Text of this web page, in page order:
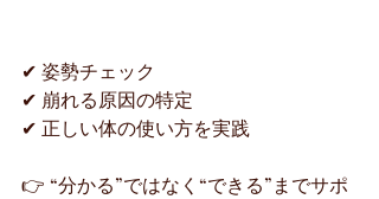
✔ 姿勢チェック
✔ 崩れる原因の特定
✔ 正しい体の使い方を実践
👉 “分かる”ではなく“できる”までサポ